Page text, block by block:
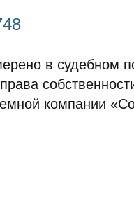
в судебном
компании